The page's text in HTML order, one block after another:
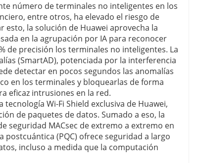
número de terminales no inteligentes en los
entre otros, ha elevado el riesgo de
esto, la solución de Huawei aprovecha la
en la agrupación por IA para reconocer
de precisión los terminales no inteligentes. La
(SmartAD), potenciada por la interferencia
detectar en pocos segundos las anomalías
en los terminales y bloquearlas de forma
eficaz intrusiones en la red.
Wi-Fi Shield exclusiva de Huawei,
de paquetes de datos. Sumado a eso, la
seguridad MACsec de extremo a extremo en
(PQC) ofrece seguridad a largo
incluso a medida que la computación